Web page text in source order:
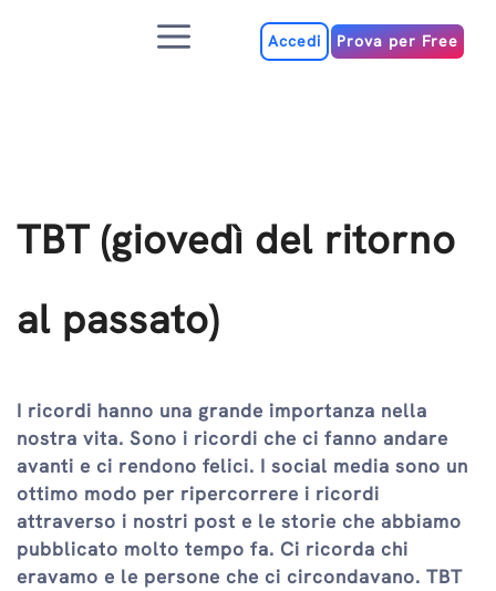
MenuAccedi Prova per Free
TBT (giovedì del ritorno
al passato)
I ricordi hanno una grande importanza nella
nostra vita. Sono i ricordi che ci fanno andare
avanti e ci rendono felici. I social media sono un
ottimo modo per ripercorrere i ricordi
attraverso i nostri post e le storie che abbiamo
pubblicato molto tempo fa. Ci ricorda chi
eravamo e le persone che ci circondavano. TBT